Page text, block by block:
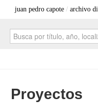
juan pedro capote / archivo
Proyectos